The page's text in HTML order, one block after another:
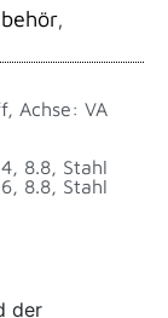
,
Achse: VA
8.8, Stahl
8.8, Stahl
der